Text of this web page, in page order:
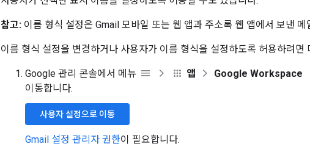
참고: 이름 형식 설정은 Gmail 모바일 또는 웹 앱과 주소록 웹 앱에서 보낸 메
이름 형식 설정을 변경하거나 사용자가 이름 형식을 설정하도록 허용하려면
Google 관리 콘솔에서 메뉴 앱 Google Workspace
이동합니다.
사용자 설정으로 이동
Gmail 설정 관리자 권한이 필요합니다.